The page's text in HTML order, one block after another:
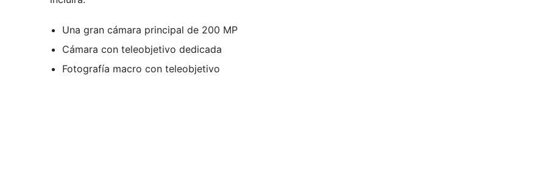
Una gran cámara principal de 200 MP
Cámara con teleobjetivo dedicada
Fotografía macro con teleobjetivo